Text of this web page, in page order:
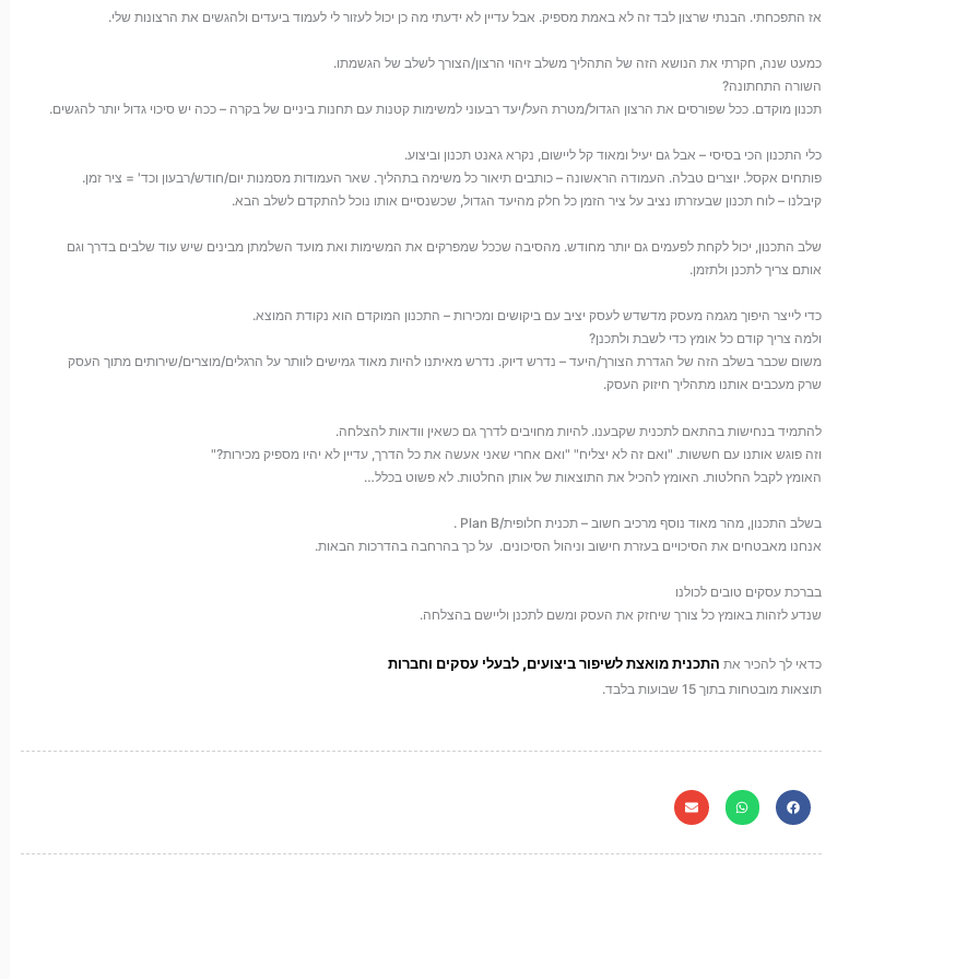
אז התפכחתי. הבנתי שרצון לבד זה לא באמת מספיק. אבל עדיין לא ידעתי מה כן יכול לעזור לי לעמוד ביעדים ולהגשים את הרצונות שלי.
כמעט שנה, חקרתי את הנושא הזה של התהליך משלב זיהוי הרצון/הצורך לשלב של הגשמתו.
השורה התחתונה?
תכנון מוקדם. ככל שפורסים את הרצון הגדול/מטרת העל/יעד רבעוני למשימות קטנות עם תחנות ביניים של בקרה – ככה יש סיכוי גדול יותר להגשים.
כלי התכנון הכי בסיסי – אבל גם יעיל ומאוד קל ליישום, נקרא גאנט תכנון וביצוע.
פותחים אקסל. יוצרים טבלה. העמודה הראשונה – כותבים תיאור כל משימה בתהליך. שאר העמודות מסמנות יום/חודש/רבעון וכד' = ציר זמן.
קיבלנו – לוח תכנון שבעזרתו נציב על ציר הזמן כל חלק מהיעד הגדול, שכשנסיים אותו נוכל להתקדם לשלב הבא.
שלב התכנון, יכול לקחת לפעמים גם יותר מחודש. מהסיבה שככל שמפרקים את המשימות ואת מועד השלמתן מבינים שיש עוד שלבים בדרך וגם
אותם צריך לתכנן ולתזמן.
כדי לייצר היפוך מגמה מעסק מדשדש לעסק יציב עם ביקושים ומכירות – התכנון המוקדם הוא נקודת המוצא.
ולמה צריך קודם כל אומץ כדי לשבת ולתכנן?
משום שכבר בשלב הזה של הגדרת הצורך/היעד – נדרש דיוק. נדרש מאיתנו להיות מאוד גמישים לוותר על הרגלים/מוצרים/שירותים מתוך העסק
שרק מעכבים אותנו מתהליך חיזוק העסק.
להתמיד בנחישות בהתאם לתכנית שקבענו. להיות מחויבים לדרך גם כשאין וודאות להצלחה.
וזה פוגש אותנו עם חששות. "ואם זה לא יצליח" "ואם אחרי שאני אעשה את כל הדרך, עדיין לא יהיו מספיק מכירות?"
האומץ לקבל החלטות. האומץ להכיל את התוצאות של אותן החלטות. לא פשוט בכלל…
בשלב התכנון, מהר מאוד נוסף מרכיב חשוב – תכנית חלופית/Plan B .
אנחנו מאבטחים את הסיכויים בעזרת חישוב וניהול הסיכונים. על כך בהרחבה בהדרכות הבאות.
בברכת עסקים טובים לכולנו
שנדע לזהות באומץ כל צורך שיחזק את העסק ומשם לתכנן וליישם בהצלחה.
כדאי לך להכיר את התכנית מואצת לשיפור ביצועים, לבעלי עסקים וחברות
תוצאות מובטחות בתוך 15 שבועות בלבד.